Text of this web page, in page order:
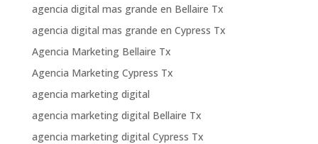
agencia digital mas grande en Bellaire Tx
agencia digital mas grande en Cypress Tx
Agencia Marketing Bellaire Tx
Agencia Marketing Cypress Tx
agencia marketing digital
agencia marketing digital Bellaire Tx
agencia marketing digital Cypress Tx